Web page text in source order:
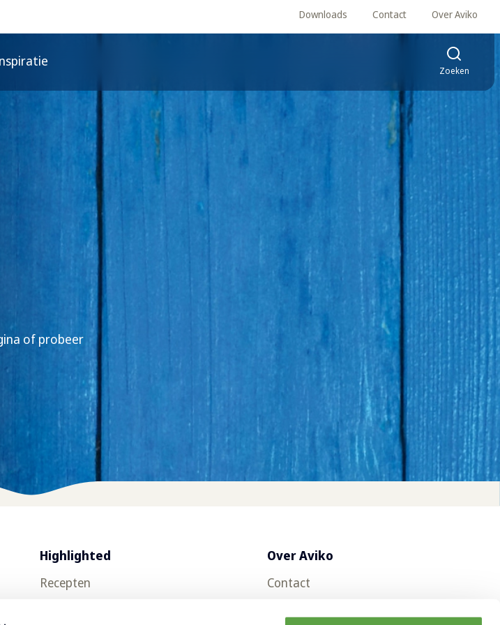
Downloads Contact Over Aviko
Zoeken
of probeer
Highlighted
Recepten
Over Aviko
Contact